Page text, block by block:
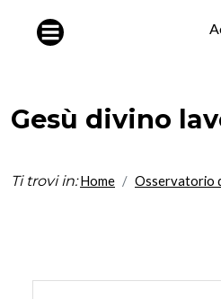
Gesù divino
Ti trovi in: Home Osservatorio